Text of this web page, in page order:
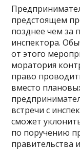
предстоящем
позднее чем за
инспектора.
от этого
моратория
право
вместо
встречи с
сможет
по поручению
правительства